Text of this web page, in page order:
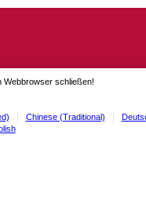
Webbrowser schließen!
Chinese (Traditional)